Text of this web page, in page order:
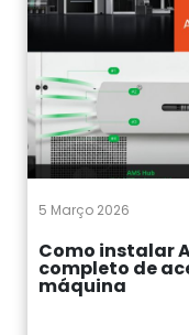
5 Março 2026
Como instalar
completo de
máquina